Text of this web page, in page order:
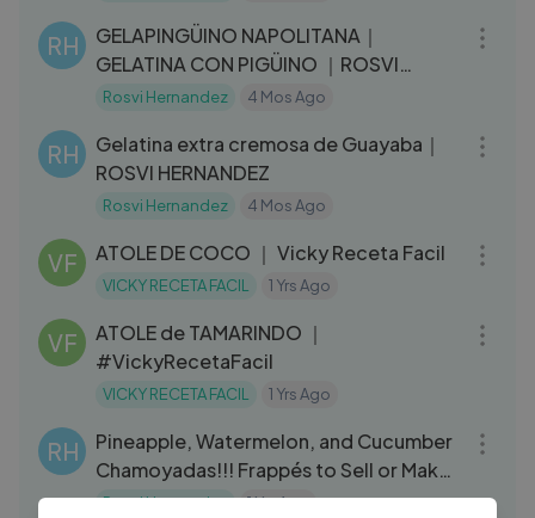
RH
GELAPINGÜINO NAPOLITANA｜
GELATINA CON PIGÜINO ｜ROSVI
HERNANDEZ
Rosvi Hernandez 4 Mos Ago
RH
Gelatina extra cremosa de Guayaba｜
ROSVI HERNANDEZ
Rosvi Hernandez 4 Mos Ago
VF ATOLE DE COCO ｜ Vicky Receta Facil
VICKY RECETA FACIL 1 Yrs Ago
VF
ATOLE de TAMARINDO ｜
#VickyRecetaFacil
VICKY RECETA FACIL 1 Yrs Ago
RH
Pineapple, Watermelon, and Cucumber
Chamoyadas!!! Frappés to Sell or Make
at Home!!!
Rosvi Hernandez 1 Yrs Ago